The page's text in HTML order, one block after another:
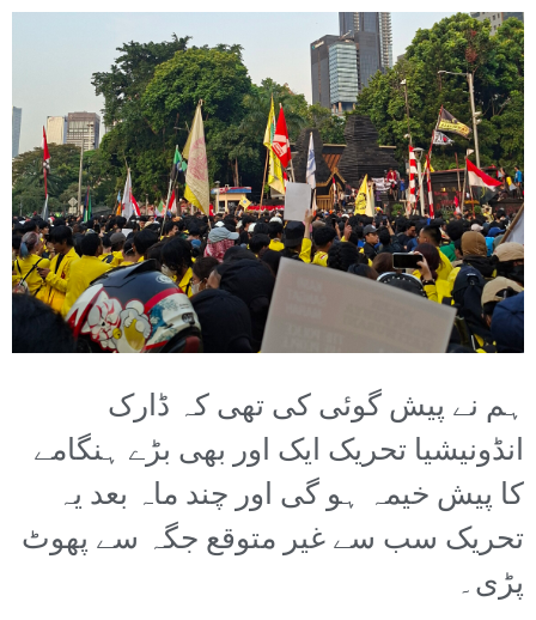
ہم نے پیش گوئی کی تھی کہ ڈارک
انڈونیشیا تحریک ایک اور بھی بڑے ہنگامے
کا پیش خیمہ ہو گی اور چند ماہ بعد یہ
تحریک سب سے غیر متوقع جگہ سے پھوٹ
پڑی۔